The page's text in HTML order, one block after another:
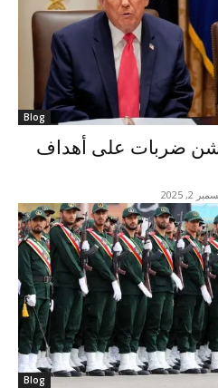
Blog
ضربات على أهداف
2, 2025
Blog